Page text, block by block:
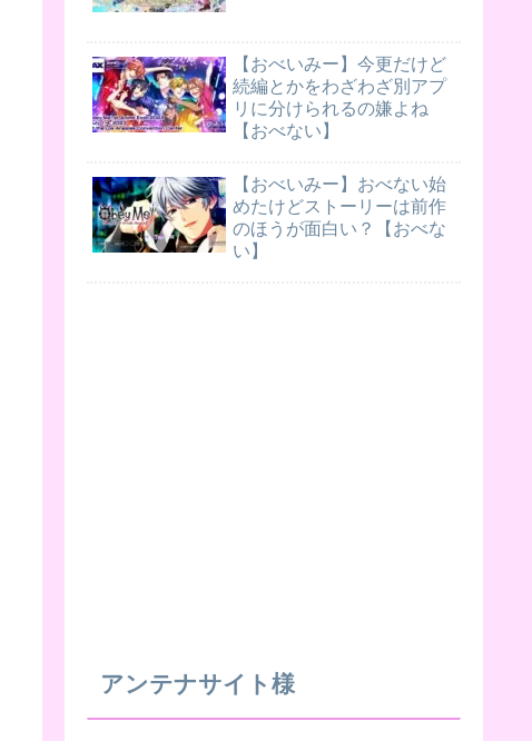
【おべいみー】今更だけど
続編とかをわざわざ別アプ
リに分けられるの嫌よね
【おべない】
【おべいみー】おべない始
めたけどストーリーは前作
のほうが面白い？【おべな
い】
アンテナサイト様